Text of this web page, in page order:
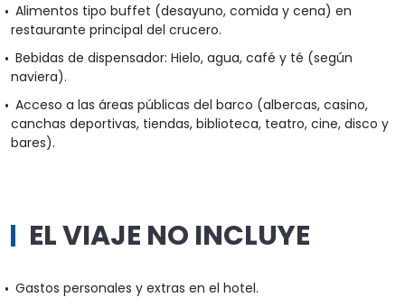
Alimentos tipo buffet (desayuno, comida y cena) en
restaurante principal del crucero.
Bebidas de dispensador: Hielo, agua, café y té (según
naviera).
Acceso a las áreas públicas del barco (albercas, casino,
canchas deportivas, tiendas, biblioteca, teatro, cine, disco y
bares).
EL VIAJE NO INCLUYE
Gastos personales y extras en el hotel.